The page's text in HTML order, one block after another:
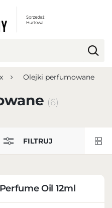
Olejki perfumowane
(6)
FILTRUJ
Oil 12ml